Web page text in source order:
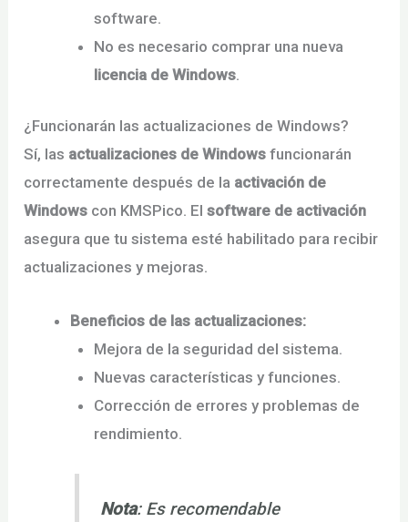
software.
No es necesario comprar una nueva
licencia de Windows.
¿Funcionarán las actualizaciones de Windows?
Sí, las actualizaciones de Windows funcionarán
correctamente después de la activación de
Windows con KMSPico. Elsoftware de activación
asegura que tu sistema esté habilitado para recibir
actualizaciones y mejoras.
Beneficios de las actualizaciones:
Mejora de la seguridad del sistema.
Nuevas características y funciones.
Corrección de errores y problemas de
rendimiento.
Nota: Es recomendable